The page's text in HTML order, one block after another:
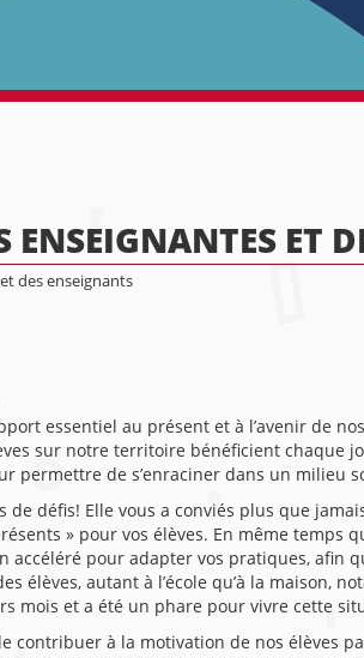
ET
des enseignants
essentiel au présent et à l’avenir de
sur notre territoire bénéficient chaque
permettre de s’enraciner dans un milieu
défis! Elle vous a conviés plus que
» pour vos élèves. En même temps
accéléré pour adapter vos pratiques, afin
élèves, autant à l’école qu’à la maison,
mois et a été un phare pour vivre cette
contribuer à la motivation de nos élèves